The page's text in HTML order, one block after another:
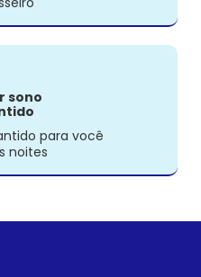
sono
para você
noites